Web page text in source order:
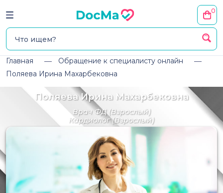
0
Главная
Обращение к специалисту онлайн
Поляева Ирина Махарбековна
Поляева Ирина Махарбековна
Врач ФД(Взрослый)
Кардиолог(Взрослый)